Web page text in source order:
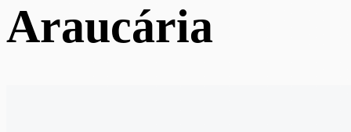
Araucária